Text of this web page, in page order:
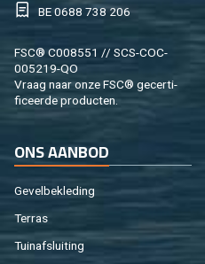
BE 0688 738 206
FSC® C008551 // SCS-COC-
005219-QO
Vraag naar onze FSC® ge­cer­ti­
fi­ceer­de pro­duc­ten.
ONS AAN­BOD
Ge­vel­be­kle­ding
Ter­ras
Tuin­af­slui­ting